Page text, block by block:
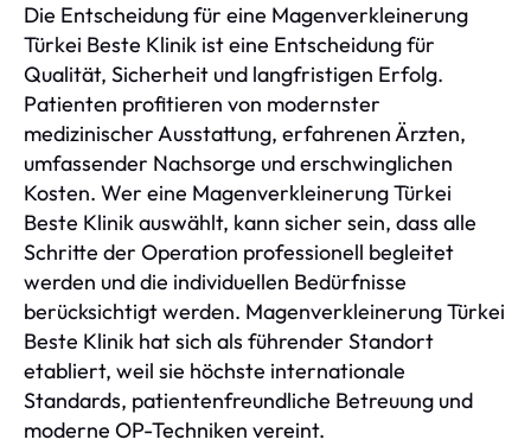
Die Entscheidung für eine Magenverkleinerung
Türkei Beste Klinik ist eine Entscheidung für
Qualität, Sicherheit und langfristigen Erfolg.
Patienten profitieren von modernster
medizinischer Ausstattung, erfahrenen Ärzten,
umfassender Nachsorge und erschwinglichen
Kosten. Wer eine Magenverkleinerung Türkei
Beste Klinik auswählt, kann sicher sein, dass alle
Schritte der Operation professionell begleitet
werden und die individuellen Bedürfnisse
berücksichtigt werden. Magenverkleinerung Türkei
Beste Klinik hat sich als führender Standort
etabliert, weil sie höchste internationale
Standards, patientenfreundliche Betreuung und
moderne OP-Techniken vereint.